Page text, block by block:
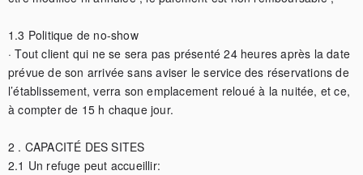
1.3 Politique de no-show
· Tout client qui ne se sera pas présenté 24 heures après la date
prévue de son arrivée sans aviser le service des réservations de
l’établissement, verra son emplacement reloué à la nuitée, et ce,
à compter de 15 h chaque jour.
2 . CAPACITÉ DES SITES
2.1 Un refuge peut accueillir: